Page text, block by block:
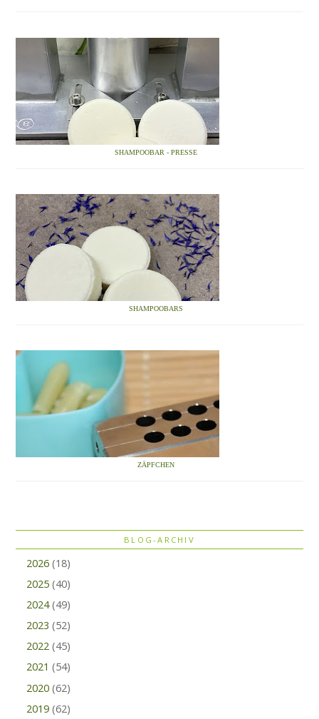
SHAMPOOBAR - PRESSE
SHAMPOOBARS
ZÄPFCHEN
BLOG-ARCHIV
2026 (18)
2025 (40)
2024 (49)
2023 (52)
2022 (45)
2021 (54)
2020 (62)
2019 (62)